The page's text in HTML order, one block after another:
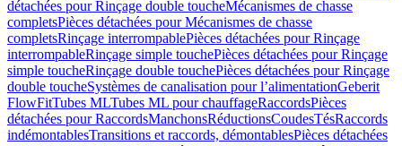
détachées pour Rinçage double toucheMécanismes de chasse
completsPièces détachées pour Mécanismes de chasse
completsRinçage interrompablePièces détachées pour Rinçage
interrompableRinçage simple touchePièces détachées pour Rinçage
simple toucheRinçage double touchePièces détachées pour Rinçage
double toucheSystèmes de canalisation pour l’alimentationGeberit
FlowFitTubes MLTubes ML pour chauffageRaccordsPièces
détachées pour RaccordsManchonsRéductionsCoudesTésRaccords
indémontablesTransitions et raccords, démontablesPièces détachées